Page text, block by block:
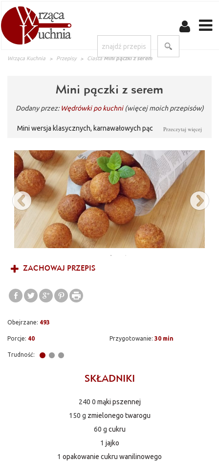
Wrząca Kuchnia Przepisy Ciasta Mini pączki z serem
Mini pączki z serem
Dodany przez:Wędrówki po kuchni (więcej moich przepisów)
Mini wersja klasycznych, karnawałowych pączków. Pyszne, o
skórce. Bez drożdży, wałkowania, wyrastania, nadziewania ani
pracochłonnego formowania. Przygotowanie ich zajmuje tylko
kilka chwil, jedzenie nie wiele dłużej. Idealne na Tłusty
Czwartek – dzień, w którym pączki nie mają kalorii. Tylko tego
dnia smakują tak wyjątkowo... wystarczy posypać cukrem
pudrem i gotowe!
Przeczytaj więcej
ZACHOWAJ PRZEPIS
Obejrzane: 493
Porcje: 40 Przygotowanie: 30 min
Trudność:
SKŁADNIKI
240 0 mąki pszennej
150 g zmielonego twarogu
60 g cukru
1 jajko
1 opakowanie cukru wanilinowego